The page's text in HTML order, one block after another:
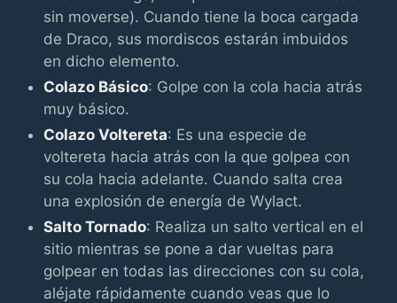
sin moverse). Cuando tiene la boca cargada
de Draco, sus mordiscos estarán imbuidos
en dicho elemento.
Colazo Básico: Golpe con la cola hacia atrás
muy básico.
Colazo Voltereta: Es una especie de
voltereta hacia atrás con la que golpea con
su cola hacia adelante. Cuando salta crea
una explosión de energía de Wylact.
Salto Tornado: Realiza un salto vertical en el
sitio mientras se pone a dar vueltas para
golpear en todas las direcciones con su cola,
aléjate rápidamente cuando veas que lo